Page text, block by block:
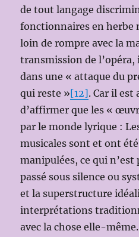
de tout langage
fonctionnaires en herbe
loin de rompre avec la
transmission de
dans une « attaque du
qui reste »[12]. Car il
d’affirmer que les «
par le monde lyrique :
musicales sont et ont
manipulées, ce qui n’est
passé sous silence ou
et la superstructure
interprétations
avec la chose elle-